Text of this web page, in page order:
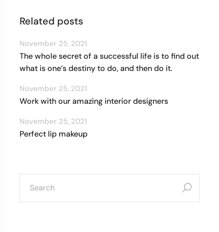
Related posts
The whole secret of a successful life is to find out
what is one’s destiny to do, and then do it.
November 25, 2021
Work with our amazing interior designers
November 25, 2021
Perfect lip makeup
November 25, 2021